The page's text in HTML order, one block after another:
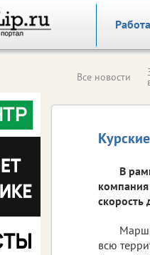
Все новости
В
скорость
всю